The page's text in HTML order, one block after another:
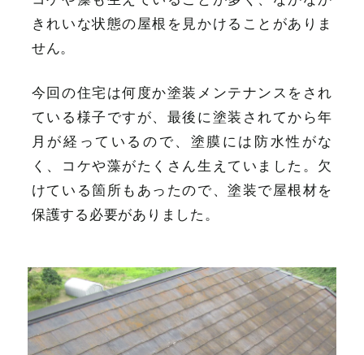
きれいな状態の屋根を見かけることがありま
せん。
今回の住宅は何度か塗装メンテナンスをされ
ている様子ですが、最後に塗装されてから年
月が経っているので、塗膜には防水性がな
く、コケや藻がたくさん生えていました。欠
けている箇所もあったので、塗装で屋根材を
保護する必要がありました。